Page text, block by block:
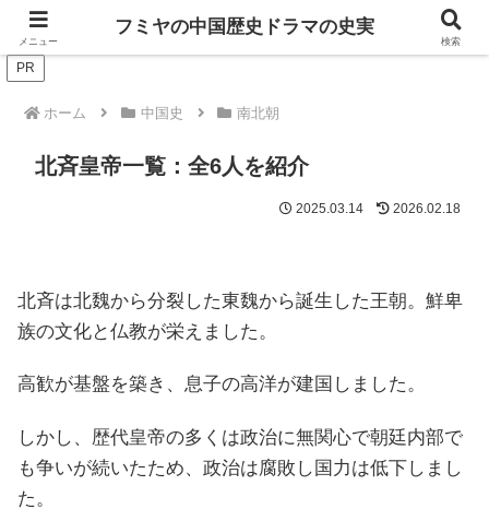
ドラマは歴史を知るともっと面白い！
PR
ホーム 中国史 南北朝
北斉皇帝一覧：全6人を紹介
2025.03.14 2026.02.18
北斉は北魏から分裂した東魏から誕生した王朝。鮮卑
族の文化と仏教が栄えました。
高歓が基盤を築き、息子の高洋が建国しました。
しかし、歴代皇帝の多くは政治に無関心で朝廷内部で
も争いが続いたため、政治は腐敗し国力は低下しまし
た。
メニュー
フミヤの中国歴史ドラマの史実
検索